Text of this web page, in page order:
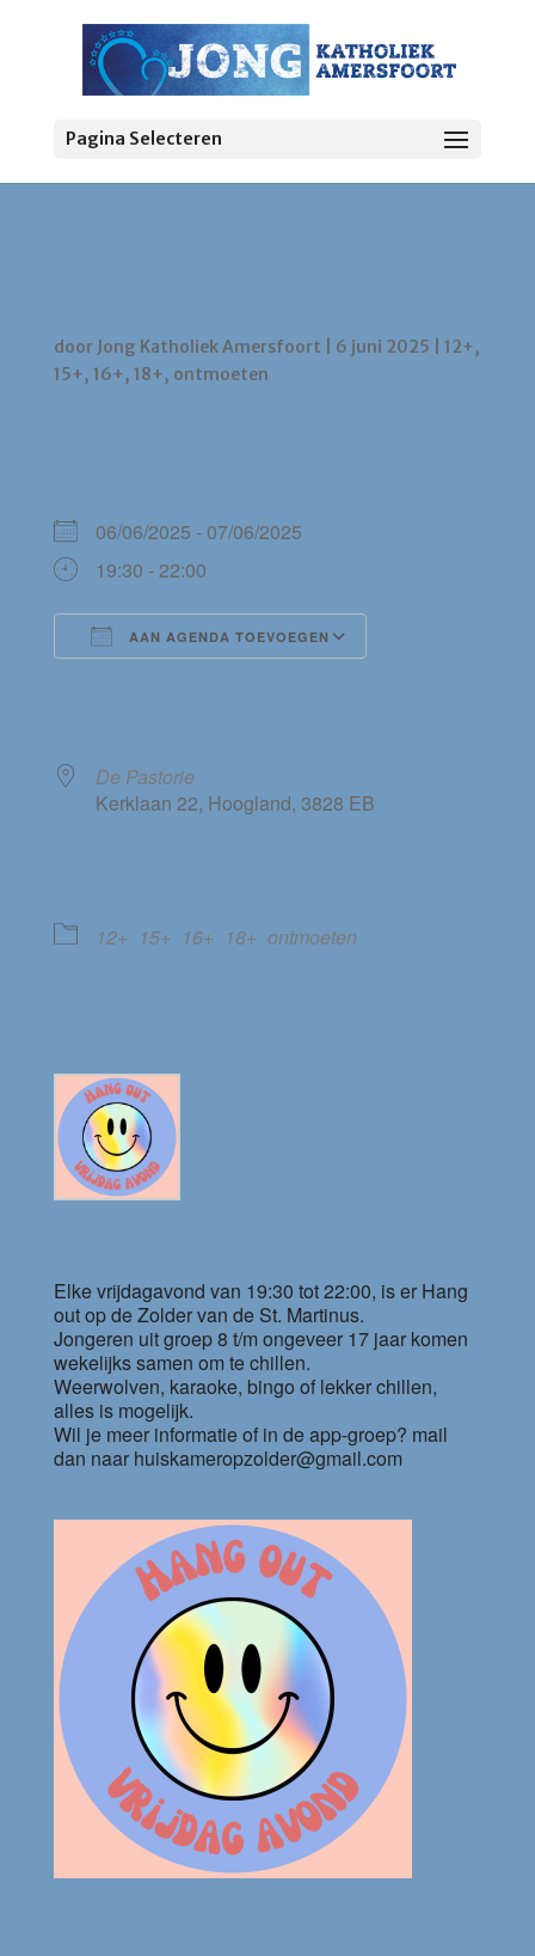
Pagina Selecteren
door Jong Katholiek Amersfoort 6 juni 2025 12+,
15+, 16+, 18+, ontmoeten
06/06/2025 - 07/06/2025
19:30 - 22:00
AAN AGENDA TOEVOEGEN
De Pastorie
Kerklaan 22, Hoogland, 3828 EB
12+ 15+ 16+ 18+ ontmoeten
Elke vrijdagavond van 19:30 tot 22:00, is er Hang
out op de Zolder van de St. Martinus.
Jongeren uit groep 8 t/m ongeveer 17 jaar komen
wekelijks samen om te chillen.
Weerwolven, karaoke, bingo of lekker chillen,
alles is mogelijk.
Wil je meer informatie of in de app-groep? mail
dan naar huiskameropzolder@gmail.com